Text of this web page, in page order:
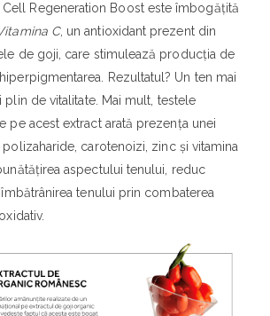
Cell Regeneration Boost este îmbogățită
C, un antioxidant prezent din
de goji, care stimulează producția de
Rezultatul? Un ten mai
plin de vitalitate. Mai mult, testele
pe acest extract arată prezența unei
carotenoizi, zinc și vitamina
aspectului tenului, reduc
tenului prin combaterea